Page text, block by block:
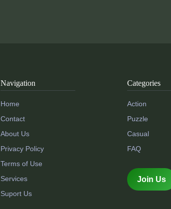
Navigation
Home
Contact
About Us
Privacy Policy
Terms of Use
Services
Suport Us
Categories
Action
Puzzle
Casual
FAQ
Join Us